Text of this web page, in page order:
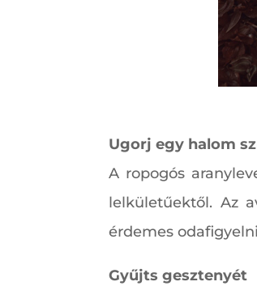
Ugorj egy halom
A ropogós
lelkületűektől. Az
érdemes
Gyűjts gesztenyét